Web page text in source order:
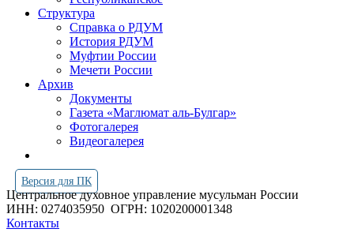
Структура
Справка о РДУМ
История РДУМ
Муфтии России
Мечети России
Архив
Документы
Газета «Маглюмат аль-Булгар»
Фотогалерея
Видеогалерея
Версия для ПК
Центральное духовное управление мусульман России
ИНН: 0274035950 ОГРН: 1020200001348
Контакты